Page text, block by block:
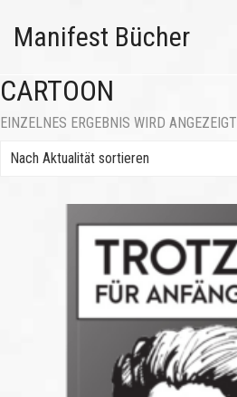
Manifest Bücher
CARTOON
EINZELNES ERGEBNIS WIRD ANGEZEIGT
Nach Aktualität sortieren